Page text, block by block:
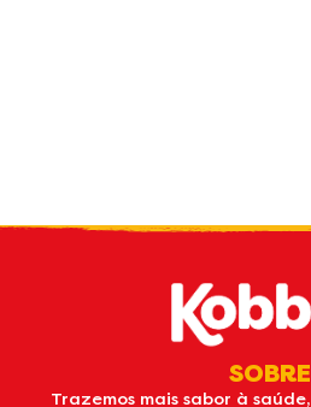
SOBRE
Trazemos mais sabor à saúde,